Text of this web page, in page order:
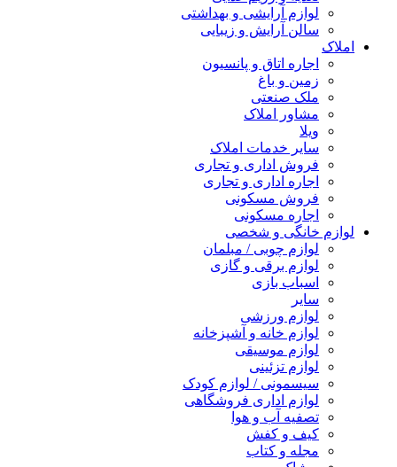
لوازم آرایشی و بهداشتی
سالن آرایش و زیبایی
املاک
اجاره اتاق و پانسیون
زمین و باغ
ملک صنعتی
مشاور املاک
ویلا
سایر خدمات املاک
فروش اداری و تجاری
اجاره اداری و تجاری
فروش مسکونی
اجاره مسکونی
لوازم خانگی و شخصی
لوازم چوبی / مبلمان
لوازم برقی و گازی
اسباب بازی
سایر
لوازم ورزشی
لوازم خانه و آشپزخانه
لوازم موسیقی
لوازم تزئینی
سیسمونی / لوازم کودک
لوازم اداری فروشگاهی
تصفیه آب و هوا
کیف و کفش
مجله و کتاب